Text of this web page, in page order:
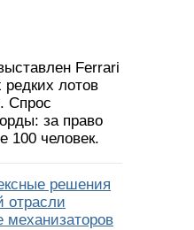
Ferrari
лотов
Спрос
за право
100 человек.
решения
отрасли
механизаторов